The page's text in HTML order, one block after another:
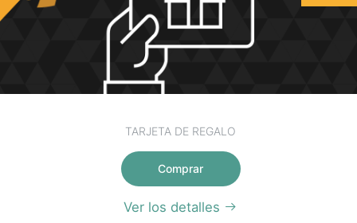
TARJETA DE REGALO
Comprar
Ver los detalles